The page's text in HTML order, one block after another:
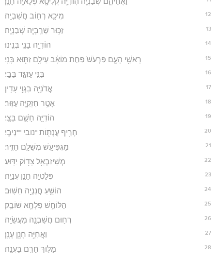
12 מִיכָ֥א רְח֖וֹב חֲשַׁבְיָֽה׃
13 זַכּ֥וּר שֵׁרֵֽבְיָ֖ה שְׁבַנְיָֽה׃
14 הוֹדִיָּ֥ה בָנִ֖י בְּנִֽינוּ׃
15 רָאשֵׁ֖י הָעָ֑ם פַּרְעֹשׁ֙ פַּחַ֣ת מוֹאָ֔ב עֵילָ֥ם זַתּ֖וּא בָּנִֽי׃
16 בֻּנִּ֥י עַזְגָּ֖ד בֵּבָֽי׃
17 אֲדֹנִיָּ֥ה בִגְוַ֖י עָדִֽין׃
18 אָטֵ֥ר חִזְקִיָּ֖ה עַזּֽוּר׃
19 הוֹדִיָּ֥ה חָשֻׁ֖ם בֵּצָֽי׃
20 חָרִ֥יף עֲנָת֖וֹת *נובי **נֵיבָֽי׃
21 מַגְפִּיעָ֥שׁ מְשֻׁלָּ֖ם חֵזִֽיר׃
22 מְשֵׁיזַבְאֵ֥ל צָד֖וֹק יַדּֽוּעַ׃
23 פְּלַטְיָ֥ה חָנָ֖ן עֲנָיָֽה׃
24 הוֹשֵׁ֥עַ חֲנַנְיָ֖ה חַשּֽׁוּב׃
25 הַלּוֹחֵ֥שׁ פִּלְחָ֖א שׁוֹבֵֽק׃
26 רְח֥וּם חֲשַׁבְנָ֖ה מַעֲשֵׂיָֽה׃
27 וַאֲחִיָּ֥ה חָנָ֖ן עָנָֽן׃
28 מַלּ֥וּךְ חָרִ֖ם בַּעֲנָֽה׃